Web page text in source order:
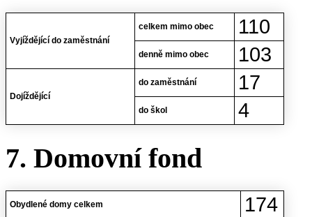
Vyjíždějící do zaměstnání
celkem mimo obec 110
denně mimo obec 103
Dojíždějící
do zaměstnání 17
do škol 4
7. Domovní fond
Obydlené domy celkem 174